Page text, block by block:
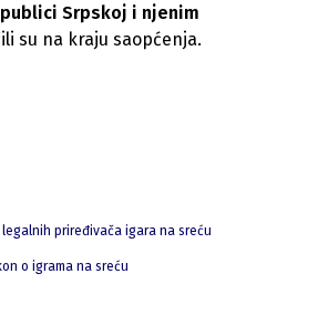
Srpskoj i njenim
su na kraju saopćenja.
priređivača igara na sreću
o igrama na sreću